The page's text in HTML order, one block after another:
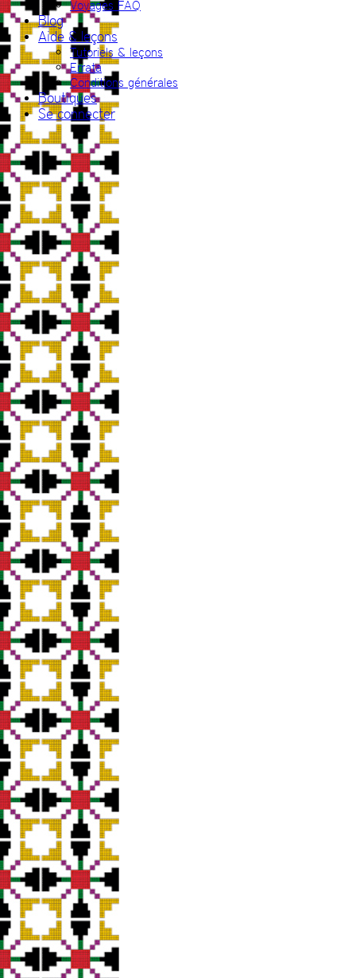
Voyages FAQ
Blog
Aide & leçons
Tutoriels & leçons
Errata
Conditions générales
Boutiques
Se connecter